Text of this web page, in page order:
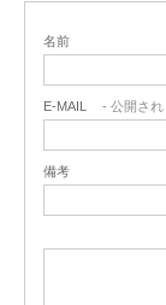
名前
E-MAIL - 公開され
備考